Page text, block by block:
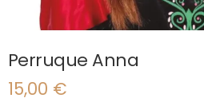
Perruque Anna
15,00 €